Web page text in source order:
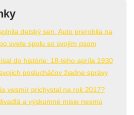
detský sen. Auto prerobila na
svete spolu so svojím psom
do histórie: 18-teho apríla 1930
poslucháčov žiadne správy
vesmír prichystal na rok 2017?
a výskumné misie nesmú